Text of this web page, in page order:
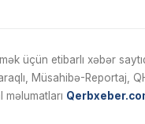
üçün etibarlı xəbər
Müsahibə-Reportaj,